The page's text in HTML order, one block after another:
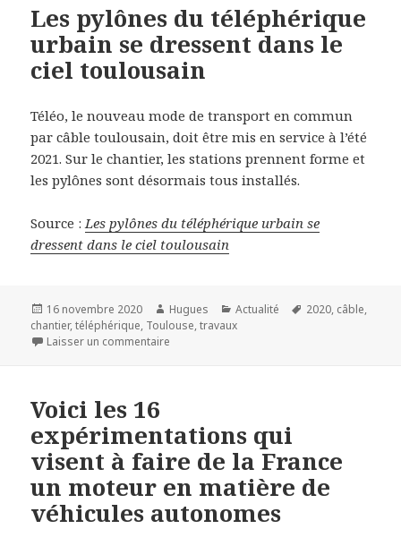
Les pylônes du téléphérique
urbain se dressent dans le
ciel toulousain
Téléo, le nouveau mode de transport en commun
par câble toulousain, doit être mis en service à l’été
2021. Sur le chantier, les stations prennent forme et
les pylônes sont désormais tous installés.
Source : Les pylônes du téléphérique urbain se
dressent dans le ciel toulousain
Publié
le
16 novembre 2020 Auteur
Hugues Catégories
Actualité
Mots-
2020, câble,
chantier,téléphérique, Toulouse,travaux
Laisser un commentaire
Voici les 16
expérimentations qui
visent à faire de la France
un moteur en matière de
véhicules autonomes